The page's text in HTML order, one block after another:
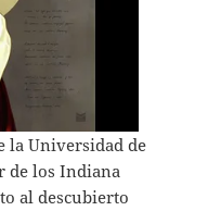
la Universidad de
de los Indiana
al descubierto